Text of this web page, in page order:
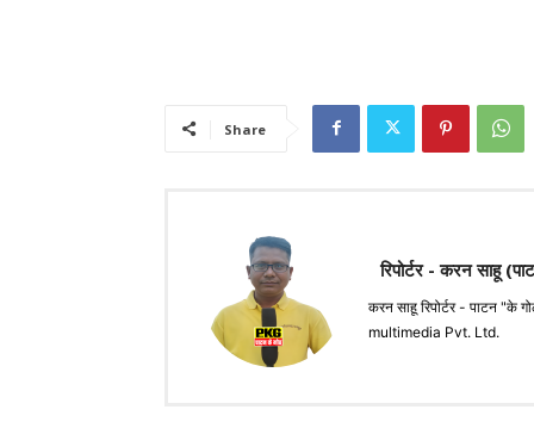
Share
रिपोर्टर - करन साहू
करन साहू रिपोर्टर - पाटन
multimedia Pvt. Ltd.